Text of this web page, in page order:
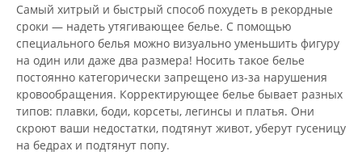
Самый хитрый и быстрый способ похудеть в рекордные
сроки — надеть утягивающее белье. С помощью
специального белья можно визуально уменьшить фигуру
на один или даже два размера! Носить такое белье
постоянно категорически запрещено из-за нарушения
кровообращения. Корректирующее белье бывает разных
типов: плавки, боди, корсеты, легинсы и платья. Они
скроют ваши недостатки, подтянут живот, уберут гусеницу
на бедрах и подтянут попу.